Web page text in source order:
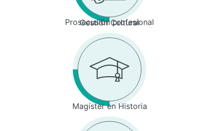
Prosecusión profesional
Gestión Cultural
Magíster en Historia